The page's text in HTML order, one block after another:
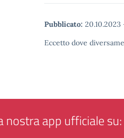
Pubblicato: 20.10.2023
Eccetto dove
nostra app ufficiale su: